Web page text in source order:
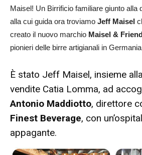
Maisel! Un Birrificio familiare giunto alla
alla cui guida ora troviamo Jeff Maisel
creato il nuovo marchio Maisel &
pionieri delle birre artigianali in
È stato Jeff Maisel, insieme
vendite Catia Lomma, ad
Antonio Maddiotto, direttore
Finest Beverage, con
appagante.